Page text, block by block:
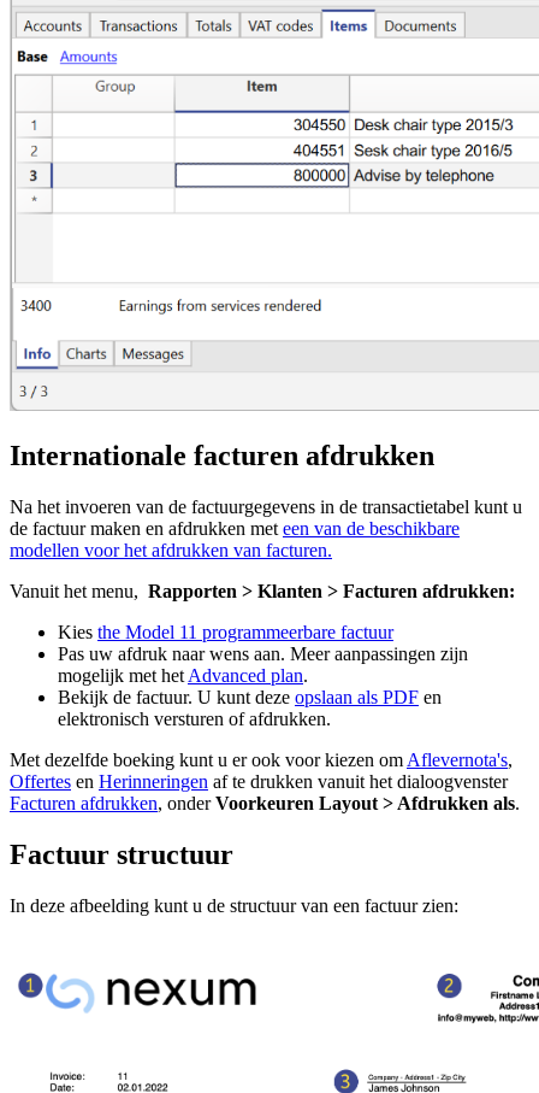
Internationale facturen afdrukken
Na het invoeren van de factuurgegevens in de transactietabel kunt u
de factuur maken en afdrukken met een van de beschikbare
modellen voor het afdrukken van facturen.
Vanuit het menu, Rapporten > Klanten > Facturen afdrukken:
Kies the Model 11 programmeerbare factuur
Pas uw afdruk naar wens aan. Meer aanpassingen zijn
mogelijk met het Advanced plan.
Bekijk de factuur. U kunt deze opslaan als PDF en
elektronisch versturen of afdrukken.
Met dezelfde boeking kunt u er ook voor kiezen om Aflevernota's,
Offertes en Herinneringen af te drukken vanuit het dialoogvenster
Facturen afdrukken, onderVoorkeuren Layout > Afdrukken als.
Factuur structuur
In deze afbeelding kunt u de structuur van een factuur zien: